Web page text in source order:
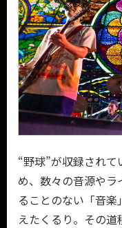
“野球”が収録され
め、数々の音源やラ
ることのない「音
えたくるり。その